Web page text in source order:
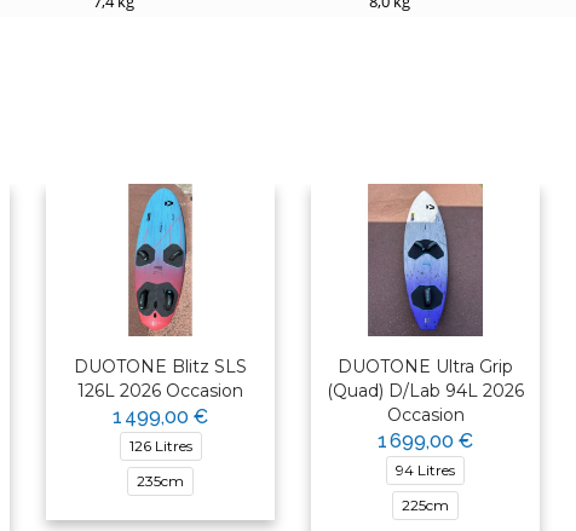
DUOTONE Blitz SLS
126L 2026 Occasion
1 499,00 €
126 Litres
235cm
DUOTONE Ultra Grip
(Quad) D/Lab 94L 2026
Occasion
1 699,00 €
94 Litres
225cm